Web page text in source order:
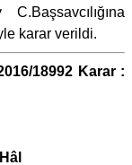
karar verildi.
18992 Karar :